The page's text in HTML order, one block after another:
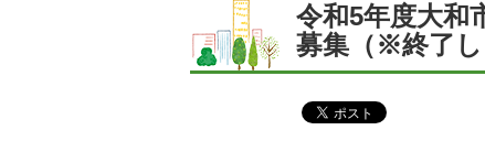
令和5年度大和
募集（※終了し